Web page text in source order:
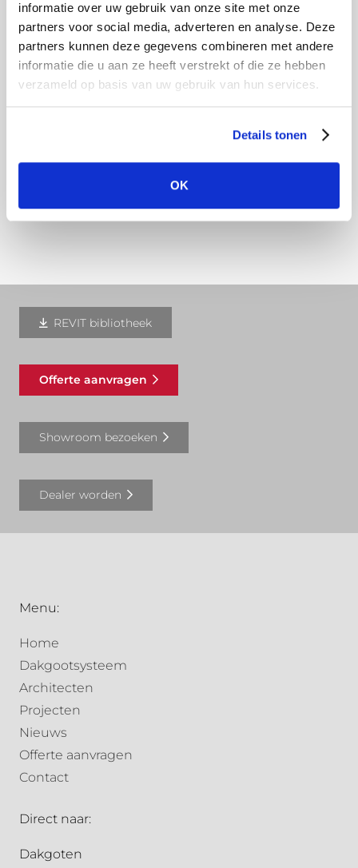
informatie over uw gebruik van onze site met onze
partners voor social media, adverteren en analyse. Deze
partners kunnen deze gegevens combineren met andere
informatie die u aan ze heeft verstrekt of die ze hebben
verzameld op basis van uw gebruik van hun services.
Details tonen
OK
Gebruik de gespannen lijn om alle beugels op
gelijke hoogte te plaatsen. Druk de dakgoot aan
de achterkant onder de vergrendelingshaak en
buig de voorkant om de kraal. Bekijk hier de
Download hier onze montagehandleiding
REVIT bibliotheek
Offerte aanvragen
Showroom bezoeken
Dealer worden
Menu:
Home
Dakgootsysteem
Architecten
Projecten
Nieuws
Offerte aanvragen
Contact
Direct naar:
Dakgoten